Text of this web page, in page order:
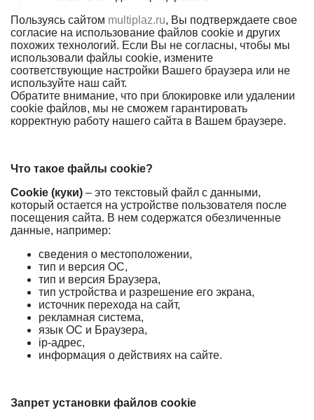
Пользуясь сайтом multiplaz.ru, Вы подтверждаете свое
согласие на использование файлов cookie и других
похожих технологий. Если Вы не согласны, чтобы мы
использовали файлы cookie, измените
соответствующие настройки Вашего браузера или не
используйте наш сайт.
Обратите внимание, что при блокировке или удалении
cookie файлов, мы не сможем гарантировать
корректную работу нашего сайта в Вашем браузере.
Что такое файлы cookie?
Cookie (куки) – это текстовый файл с данными,
который остается на устройстве пользователя после
посещения сайта. В нем содержатся обезличенные
данные, например:
сведения о местоположении,
тип и версия ОС,
тип и версия Браузера,
тип устройства и разрешение его экрана,
источник перехода на сайт,
рекламная система,
язык ОС и Браузера,
ip-адрес,
информация о действиях на сайте.
Запрет установки файлов cookie